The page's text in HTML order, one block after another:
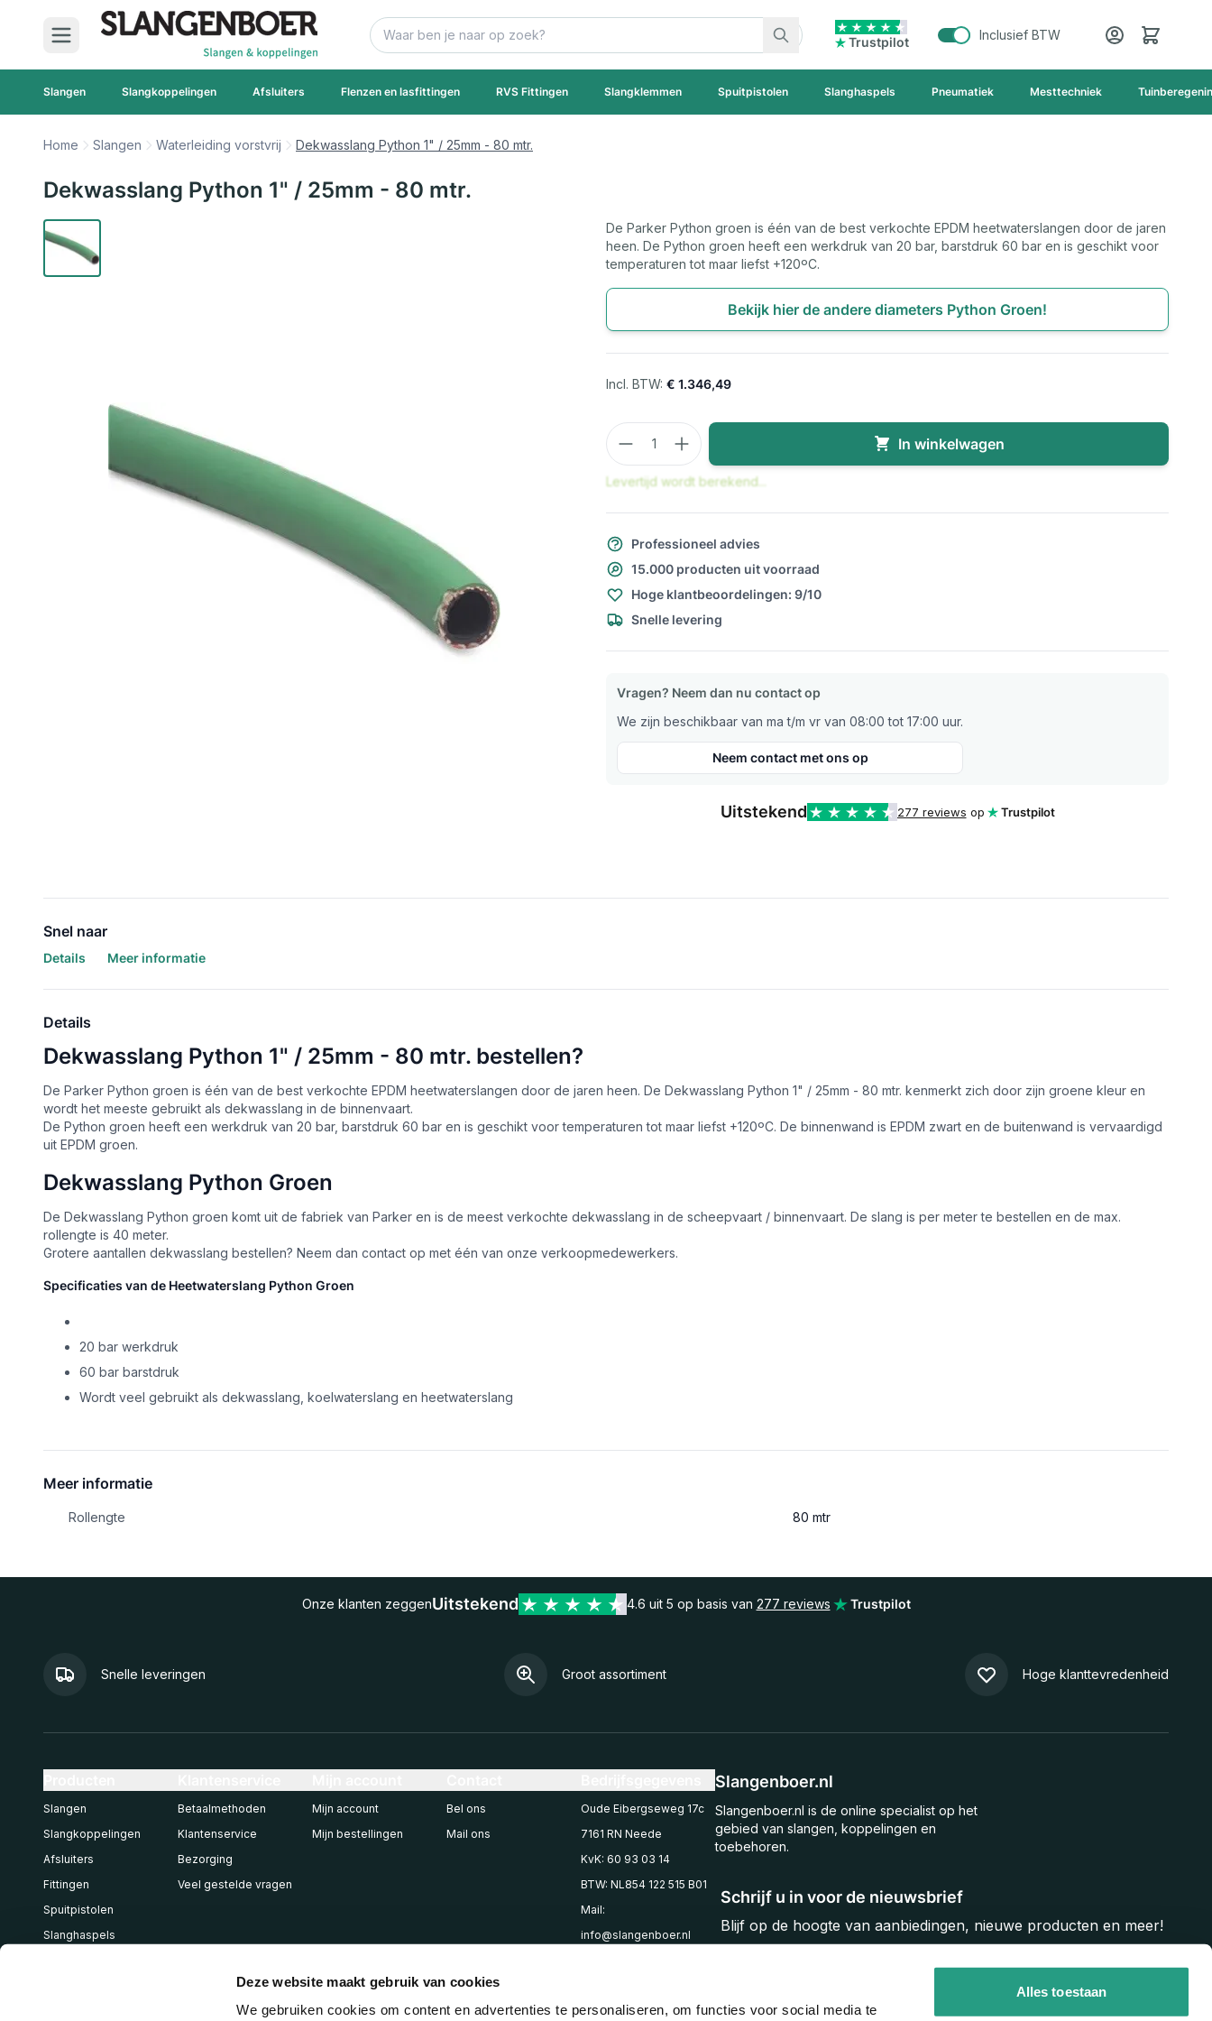
Deze website maakt gebruik van cookies
We gebruiken cookies om content en advertenties te personaliseren, om functies voor social media te
Alles toestaan
Ga naar de inhoud
Zoek
Trustpilot
Inclusief BTW Cart
Slangen Slangkoppelingen Afsluiters Flenzen en lasfittingen RVS Fittingen Slangklemmen Spuitpistolen Slanghaspels Pneumatiek Mesttechniek
Home Slangen Waterleiding vorstvrij Dekwasslang Python 1" / 25mm - 80 mtr.
Dekwasslang Python 1" / 25mm - 80 mtr.
De Parker Python groen is één van de best verkochte EPDM heetwaterslangen door de jaren
heen. De Python groen heeft een werkdruk van 20 bar, barstdruk 60 bar en is geschikt voor
temperaturen tot maar liefst +120ºC.
Bekijk hier de andere diameters Python Groen!
€ 1.346,49
Aantal
In winkelwagen
Levertijd wordt berekend...
Professioneel advies
15.000 producten uit voorraad
Hoge klantbeoordelingen: 9/10
Snelle levering
Vragen? Neem dan nu contact op
We zijn beschikbaar van ma t/m vr van 08:00 tot 17:00 uur.
Neem contact met ons op
Uitstekend 277 reviews op Trustpilot
Snel naar
Details Meer informatie
Details
Dekwasslang Python 1" / 25mm - 80 mtr. bestellen?
De Parker Python groen is één van de best verkochte EPDM heetwaterslangen door de jaren heen. De Dekwasslang Python 1" / 25mm - 80 mtr. kenmerkt zich door zijn groene kleur en
wordt het meeste gebruikt als dekwasslang in de binnenvaart.
De Python groen heeft een werkdruk van 20 bar, barstdruk 60 bar en is geschikt voor temperaturen tot maar liefst +120ºC. De binnenwand is EPDM zwart en de buitenwand is vervaardigd
uit EPDM groen.
Dekwasslang Python Groen
De Dekwasslang Python groen komt uit de fabriek van Parker en is de meest verkochte dekwasslang in de scheepvaart / binnenvaart. De slang is per meter te bestellen en de max.
rollengte is 40 meter.
Grotere aantallen dekwasslang bestellen? Neem dan contact op met één van onze verkoopmedewerkers.
Specificaties van de Heetwaterslang Python Groen
20 bar werkdruk
60 bar barstdruk
Wordt veel gebruikt als dekwasslang, koelwaterslang en heetwaterslang
Meer informatie
Rollengte 80 mtr
Onze klanten zeggenUitstekend 4.6 uit 5 op basis van 277 reviews Trustpilot
Snelle leveringen Groot assortiment Hoge klanttevredenheid
Schrijf u in voor de nieuwsbrief
Blijf op de hoogte van aanbiedingen, nieuwe producten en meer!
Slangenboer.nl
Slangenboer.nl is de online specialist op het
gebied van slangen, koppelingen en
toebehoren.
Slangen
Slangkoppelingen
Afsluiters
Fittingen
Spuitpistolen
Slanghaspels
Betaalmethoden
Klantenservice
Bezorging
Veel gestelde vragen
Mijn account
Mijn bestellingen
Bel ons
Mail ons
Oude Eibergseweg 17c
7161 RN Neede
KvK: 60 93 03 14
BTW: NL854 122 515 B01
Mail:
info@slangenboer.nl